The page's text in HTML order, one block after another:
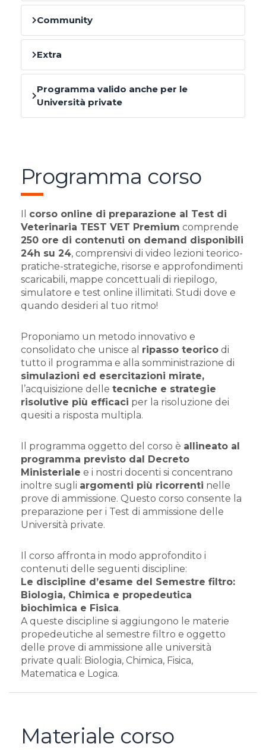
Community
Extra
Programma valido anche per le
Università private
Programma corso
corso online di preparazione al Test di
Veterinaria TEST VET Premium comprende
250 ore di contenuti on demand disponibili
24h su 24, comprensivi di video lezioni teorico-
pratiche-strategiche, risorse e approfondimenti
scaricabili, mappe concettuali di riepilogo,
simulatore e test online illimitati. Studi dove e
quando desideri al tuo ritmo!
Proponiamo un metodo innovativo e
consolidato che unisce al ripasso teorico di
tutto il programma e alla somministrazione di
simulazioni ed esercitazioni mirate,
l’acquisizione delle tecniche e strategie
risolutive più efficaci per la risoluzione dei
quesiti a risposta multipla.
Il programma oggetto del corso è allineato al
programma previsto dal Decreto
Ministeriale e i nostri docenti si concentrano
inoltre sugli argomenti più ricorrenti nelle
prove di ammissione. Questo corso consente la
preparazione per i Test di ammissione delle
Università private.
Il corso affronta in modo approfondito i
contenuti delle seguenti discipline:
Le discipline d’esame del Semestre filtro:
Biologia, Chimica e propedeutica
biochimica e Fisica.
A queste discipline si aggiungono le materie
propedeutiche al semestre filtro e oggetto
delle prove di ammissione alle università
private quali: Biologia, Chimica, Fisica,
Matematica e Logica.
Materiale corso